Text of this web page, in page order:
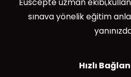
sınava yönelik eğitim
Hızlı